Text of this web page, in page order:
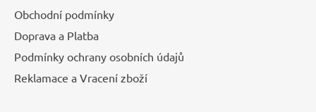
Obchodní podmínky
Doprava a Platba
Podmínky ochrany osobních údajů
Reklamace a Vracení zboží